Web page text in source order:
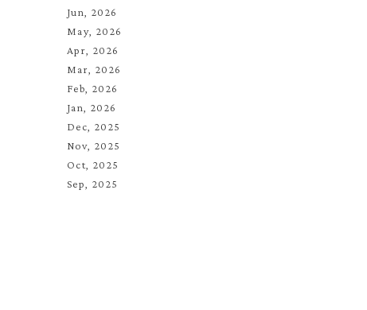
Jun, 2026
May, 2026
Apr, 2026
Mar, 2026
Feb, 2026
Jan, 2026
Dec, 2025
Nov, 2025
Oct, 2025
Sep, 2025